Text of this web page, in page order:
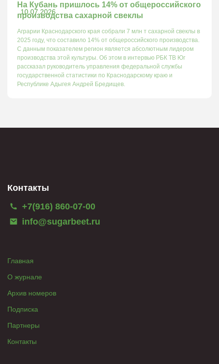
10.07.2026
На Кубань пришлось 14% от общероссийского
производства сахарной свеклы
Аграрии Краснодарского края собрали 7 млн т сахарной свеклы в
2025 году, что составило 14% от общероссийского производства.
С данным показателем регион является абсолютным лидером
производства этой культуры. Об этом в интервью РБК ТВ Юг
рассказал руководитель управления федеральной службы
государственной статистики по Краснодарскому краю и
Республике Адыгея Андрей Бредищев.
Контакты
+7(916) 860-07-00
info@sugarbeet.ru
Главная
О журнале
Архив номеров
Подписка
Партнеры
Контакты